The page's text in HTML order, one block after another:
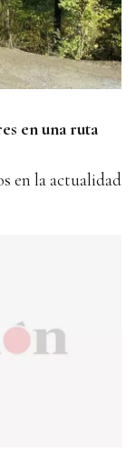
en una ruta
en la actualidad